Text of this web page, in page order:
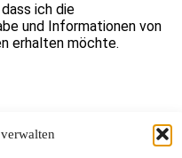
ich die
und Informationen von
erhalten möchte.